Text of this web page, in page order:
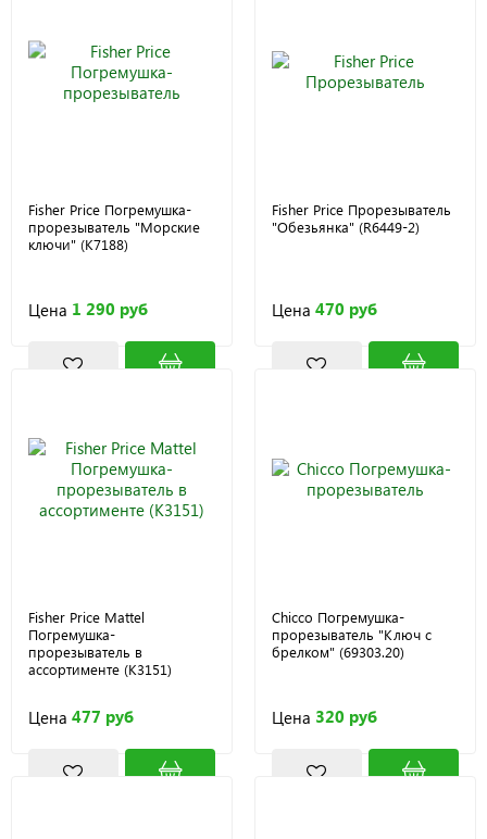
Fisher Price Погремушка-
прорезыватель "Морские
ключи" (K7188)
Цена 1 290 руб
Fisher Price Прорезыватель
"Обезьянка" (R6449-2)
Цена 470 руб
Fisher Price Mattel
Погремушка-
прорезыватель в
ассортименте (K3151)
Цена 477 руб
Chicco Погремушка-
прорезыватель "Ключ с
брелком" (69303.20)
Цена 320 руб